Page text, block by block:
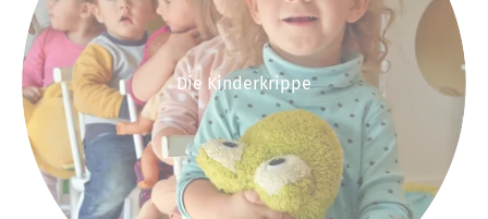
Die Kinderkrippe